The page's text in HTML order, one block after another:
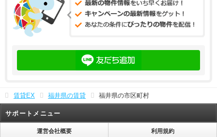
賃貸EX 福井県の賃貸 福井県の市区町村
サポートメニュー
運営会社概要 利用規約